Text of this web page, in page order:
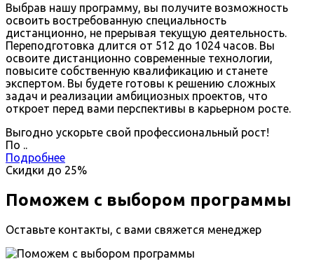
Выбрав нашу программу, вы получите возможность
освоить востребованную специальность
дистанционно, не прерывая текущую деятельность.
Переподготовка длится от 512 до 1024 часов. Вы
освоите дистанционно современные технологии,
повысите собственную квалификацию и станете
экспертом. Вы будете готовы к решению сложных
задач и реализации амбициозных проектов, что
откроет перед вами перспективы в карьерном росте.
Выгодно ускорьте свой профессиональный рост!
По ..
Подробнее
Скидки до 25%
Поможем с выбором программы
Оставьте контакты, с вами свяжется менеджер